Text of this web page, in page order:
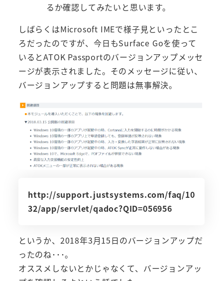
るか確認してみたいと思います。
しばらくはMicrosoft IMEで様子見といったとこ
ろだったのですが、今日もSurface Goを使って
いるとATOK Passportのバージョンアップメッセ
ージが表示されました。そのメッセージに従い、
バージョンアップすると問題は無事解決。
http://support.justsystems.com/faq/10
32/app/servlet/qadoc?QID=056956
というか、2018年3月15日のバージョンアップだ
ったのね･･･。
オススメしないとかじゃなくて、バージョンアッ